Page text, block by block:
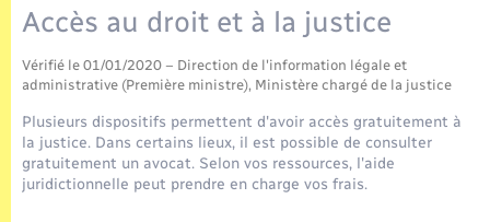
Organisation d’événement
Sécurité - Prévention
Seniors
Transports
Accès au droit et à la justice
Vérifié le 01/01/2020 – Direction de l'information légale et
administrative (Première ministre), Ministère chargé de la justice
Plusieurs dispositifs permettent d'avoir accès gratuitement à
la justice. Dans certains lieux, il est possible de consulter
gratuitement un avocat. Selon vos ressources, l'aide
juridictionnelle peut prendre en charge vos frais.